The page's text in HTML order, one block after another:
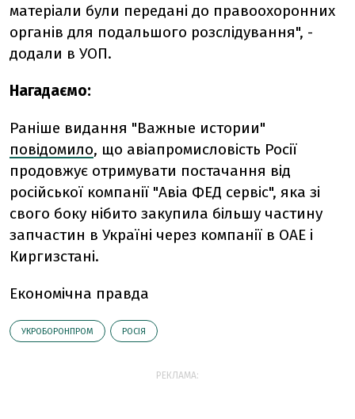
матеріали були передані до правоохоронних
органів для подальшого розслідування", -
додали в УОП.
Нагадаємо:
Раніше видання "Важные истории"
повідомило, що авіапромисловість Росії
продовжує отримувати постачання від
російської компанії "Авіа ФЕД сервіс", яка зі
свого боку нібито закупила більшу частину
запчастин в Україні через компанії в ОАЕ і
Киргизстані.
Економічна правда
УКРОБОРОНПРОМ РОСІЯ
РЕКЛАМА: